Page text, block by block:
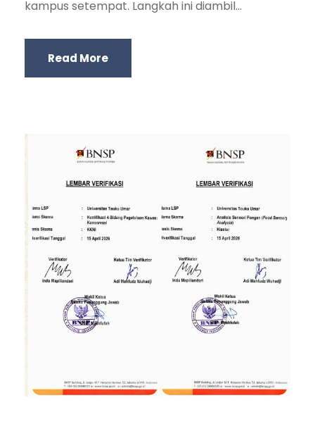
kampus setempat. Langkah ini diambil...
Read More